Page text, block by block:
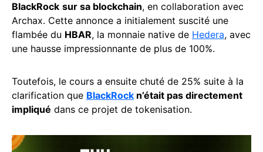
BlackRock sur sa blockchain, en collaboration avec
Archax. Cette annonce a initialement suscité une
flambée du HBAR, la monnaie native de Hedera, avec
une hausse impressionnante de plus de 100%.
Toutefois, le cours a ensuite chuté de 25% suite à la
clarification que BlackRock n’était pas directement
impliqué dans ce projet de tokenisation.